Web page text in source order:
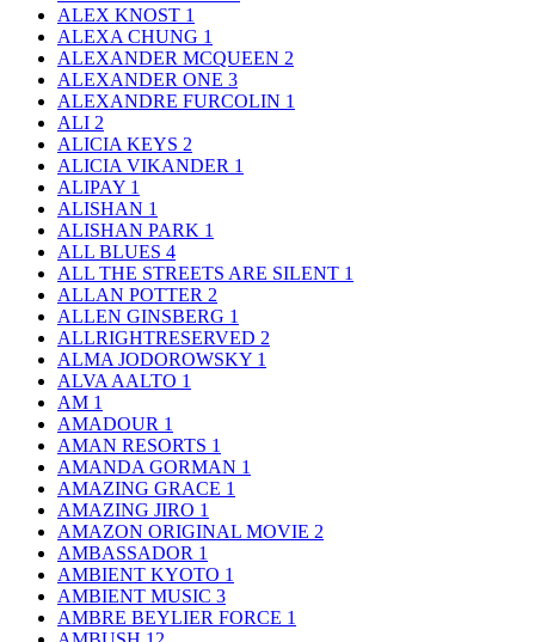
ALEX KNOST 1
ALEXA CHUNG 1
ALEXANDER MCQUEEN 2
ALEXANDER ONE 3
ALEXANDRE FURCOLIN 1
ALI 2
ALICIA KEYS 2
ALICIA VIKANDER 1
ALIPAY 1
ALISHAN 1
ALISHAN PARK 1
ALL BLUES 4
ALL THE STREETS ARE SILENT 1
ALLAN POTTER 2
ALLEN GINSBERG 1
ALLRIGHTRESERVED 2
ALMA JODOROWSKY 1
ALVA AALTO 1
AM 1
AMADOUR 1
AMAN RESORTS 1
AMANDA GORMAN 1
AMAZING GRACE 1
AMAZING JIRO 1
AMAZON ORIGINAL MOVIE 2
AMBASSADOR 1
AMBIENT KYOTO 1
AMBIENT MUSIC 3
AMBRE BEYLIER FORCE 1